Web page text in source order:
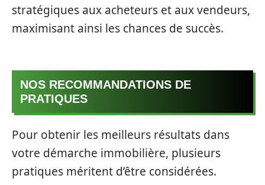
stratégiques aux acheteurs et aux vendeurs,
maximisant ainsi les chances de succès.
NOS RECOMMANDATIONS DE
PRATIQUES
Pour obtenir les meilleurs résultats dans
votre démarche immobilière, plusieurs
pratiques méritent d’être considérées.